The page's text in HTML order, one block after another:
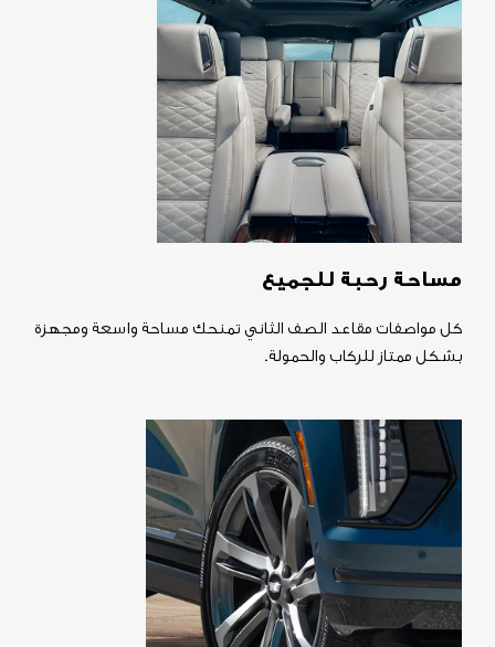
مساحة رحبة للجميع
كل مواصفات مقاعد الصف الثاني تمنحك مساحة واسعة ومجهزة
بشكل ممتاز للركاب والحمولة.